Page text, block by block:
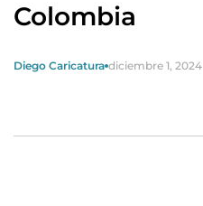
Colombia
Diego Caricatura diciembre 1, 2024